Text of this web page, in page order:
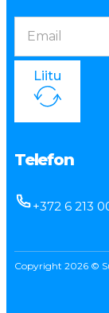
Liitu
Telefon
+372 6 213
Copyright 2026 ©